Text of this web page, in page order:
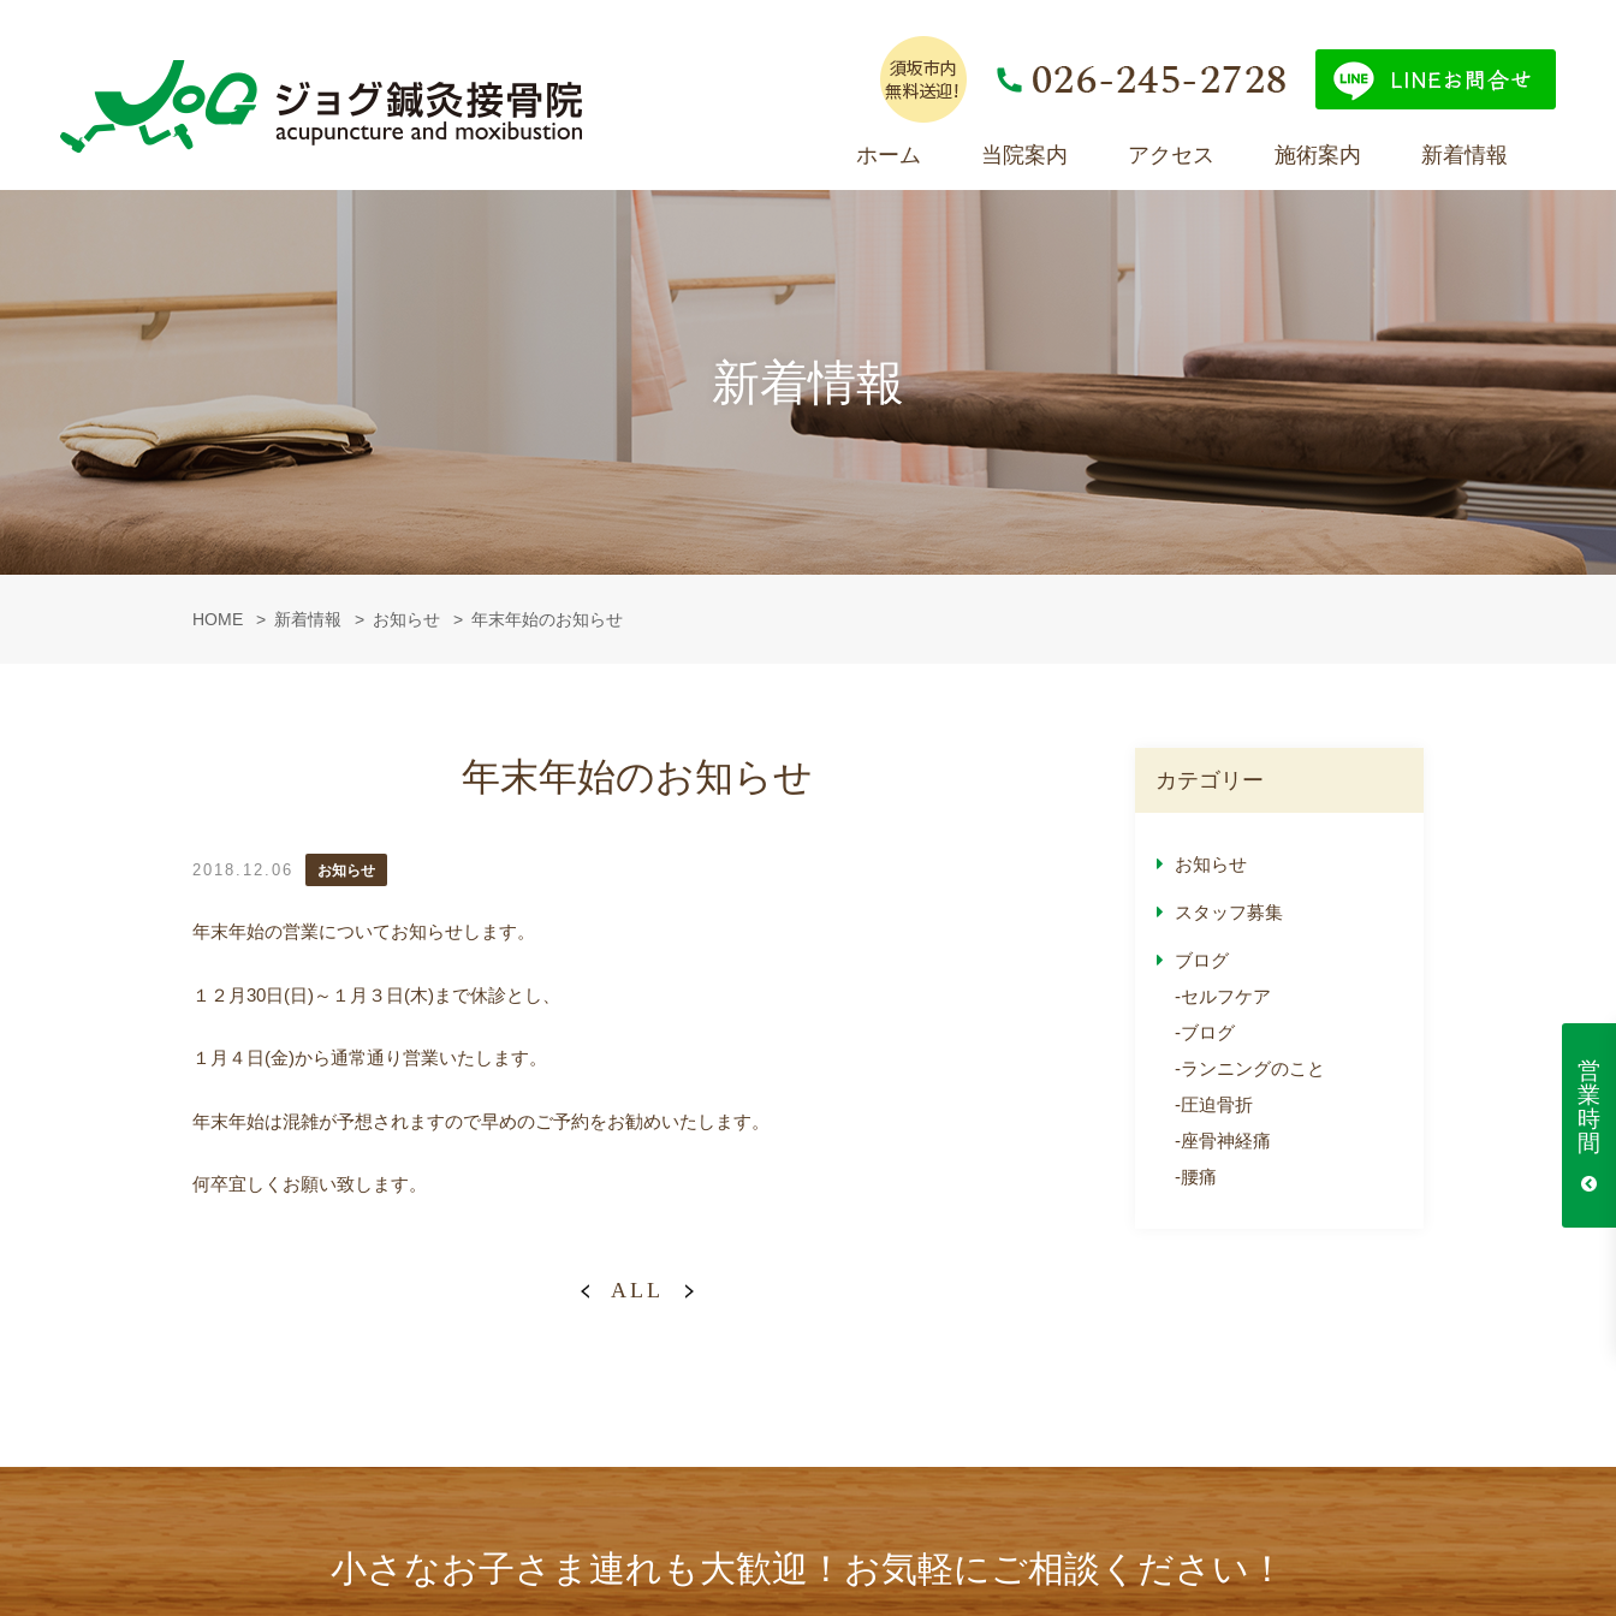
ホーム 当院案内 アクセス 施術案内 新着情報
新着情報
営
業
時
間
HOME 新着情報 お知らせ 年末年始のお知らせ
年末年始のお知らせ
2018.12.06 お知らせ
年末年始の営業についてお知らせします。
１２月30日(日)～１月３日(木)まで休診とし、
１月４日(金)から通常通り営業いたします。
年末年始は混雑が予想されますので早めのご予約をお勧めいたします。
何卒宜しくお願い致します。
ALL
カテゴリー
お知らせ
スタッフ募集
ブログ
セルフケア
ブログ
ランニングのこと
圧迫骨折
座骨神経痛
腰痛
小さなお子さま連れも大歓迎！お気軽にご相談ください！